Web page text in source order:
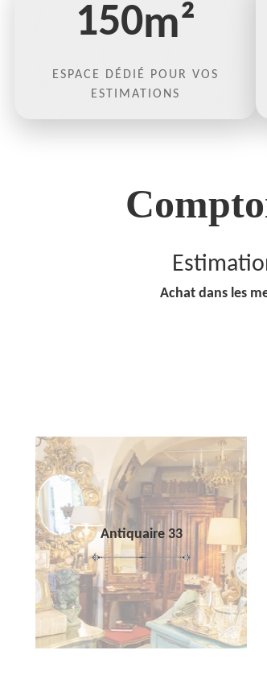
150m²
ESPACE DÉDIÉ POUR VOS
ESTIMATIONS
Achat dans les
Antiquaire 33